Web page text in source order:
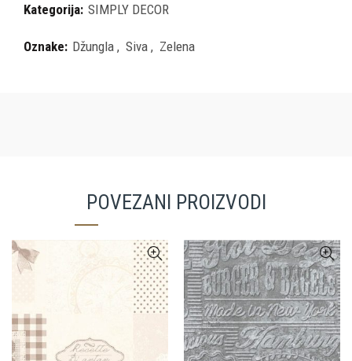
Kategorija: SIMPLY DECOR
Oznake: Džungla , Siva , Zelena
POVEZANI PROIZVODI